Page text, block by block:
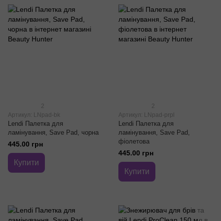
2
Артикул: LNpad-bk
Lendi Палетка для
ламінування, Save Pad, чорна
445.00 грн
Купити
2
Артикул: LNpad-prpl
Lendi Палетка для
ламінування, Save Pad,
фіолетова
445.00 грн
Купити